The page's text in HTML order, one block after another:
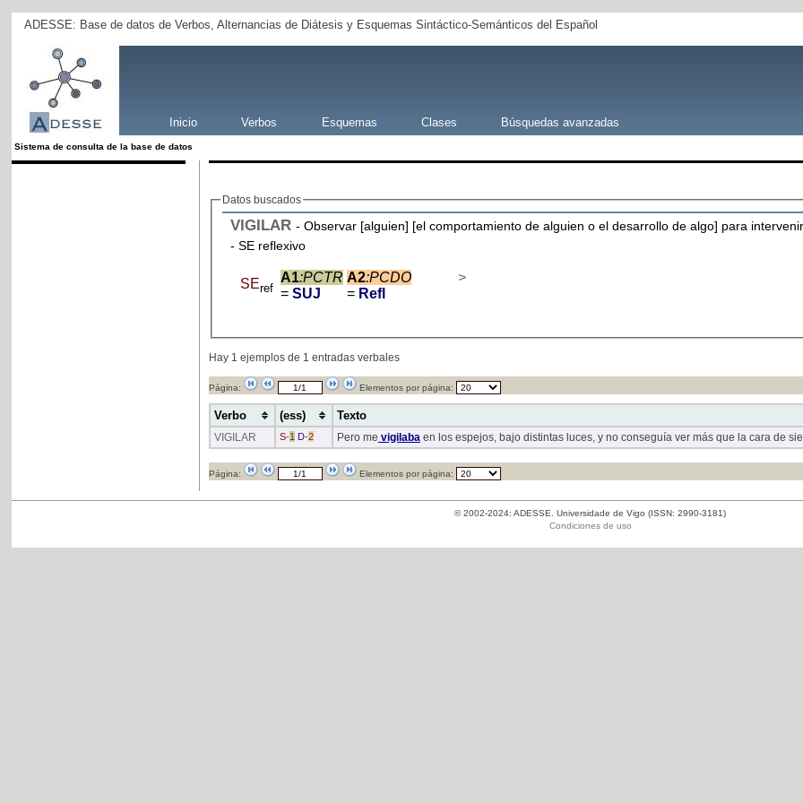
ADESSE: Base de datos de Verbos, Alternancias de Diátesis y Esquemas Sintáctico-Semánticos del Español
Inicio Verbos Esquemas Clases Búsquedas avanzadas
Sistema de consulta de la base de datos
Datos buscados
VIGILAR - Observar [alguien] [el comportamiento de alguien o el desarrollo de algo] para
- SE reflexivo
SEref
A1:PCTR
= SUJ
A2:PCDO
= Refl
>
Hay 1 ejemplos de 1 entradas verbales
Página: Elementos por página:
Verbo (ess) Texto
VIGILAR S-1 D-2 Pero me vigilabaen los espejos, bajo distintas luces, y no conseguía ver más que la cara de
Página: Elementos por página:
© 2002-2024: ADESSE. Universidade de Vigo (ISSN: 2990-3181)
Condiciones de uso